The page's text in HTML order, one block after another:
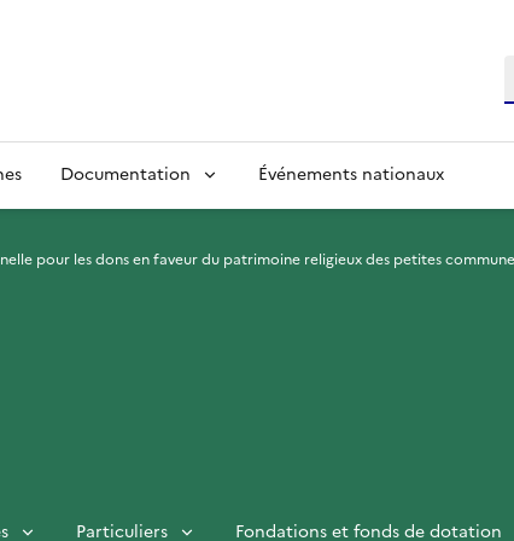
Documentation Événements nationaux
pour les dons en faveur du patrimoine religieux des petites
Particuliers Fondations et fonds de dotation